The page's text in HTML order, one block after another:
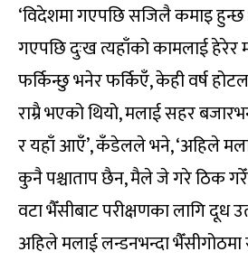
‘विदेशमा गएपछि सजिलै कमाइ हुन्छ
गएपछि दुःख त्यहाँको कामलाई
फर्किन्छु भनेर फर्किएँ, केही वर्ष
राम्रै भएको थियो, मलाई सहर
र यहाँ आएँ’, कँडेलले भने, ‘अहिले
कुनै पश्चाताप छैन, मैले जे गरे ठिक
वटा भैँसीबाट परीक्षणका लागि दूध
अहिले मलाई लन्डनभन्दा भैँसीगोठमा